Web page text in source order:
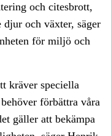
och citesbrott,
djur och växter, säger
för miljö och
kräver speciella
förbättra våra
gäller att bekämpa